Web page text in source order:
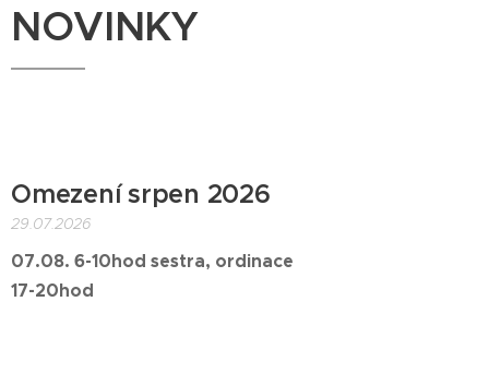
NOVINKY
Omezení srpen 2026
29.07.2026
07.08. 6-10hod sestra, ordinace
17-20hod